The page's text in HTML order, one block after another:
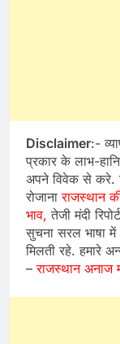
Disclaimer:-
प्रकार के लाभ-हानि
अपने विवेक से करे.
रोजानाराजस्थान
भाव, तेजी मंदी
सुचना सरल भाषा में
मिलती रहे. हमारे
–राजस्थान अनाज